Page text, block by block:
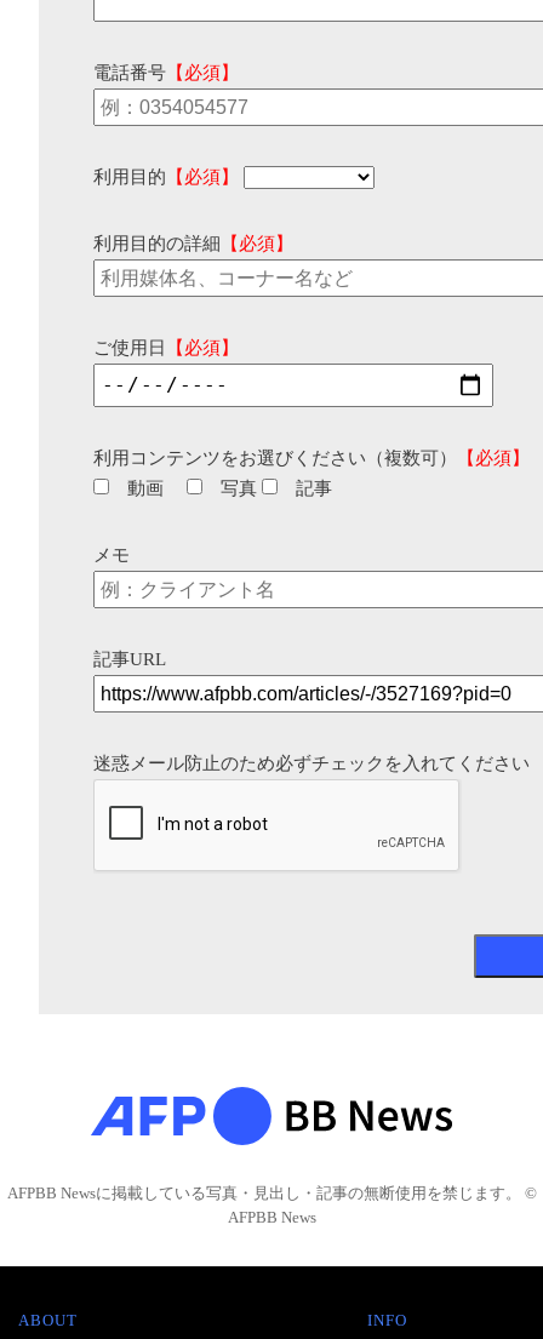
電話番号 【必須】
利用目的 【必須】
利用目的の詳細 【必須】
ご使用日 【必須】
利用コンテンツをお選びください（複数可）
【必須】
動画
写真 記事
メモ
記事URL
迷惑メール防止のため必ずチェックを入れてください
AFPBB Newsに掲載している写真・見出し・記事の無断使用を禁じます。 ©
AFPBB News
ABOUT INFO